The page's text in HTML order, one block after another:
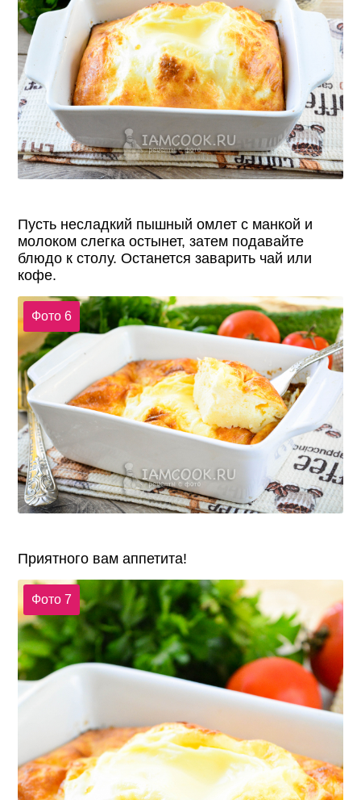
Пусть несладкий пышный омлет с манкой и
молоком слегка остынет, затем подавайте
блюдо к столу. Останется заварить чай или
кофе.
Фото 6
Приятного вам аппетита!
Фото 7